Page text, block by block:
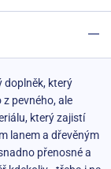
doplněk, který
pevného, ale
který zajistí
lanem a dřevěným
přenosné a